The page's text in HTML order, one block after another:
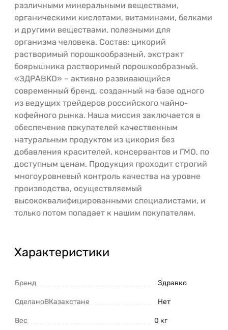
различными минеральными веществами,
органическими кислотами, витаминами, белками
и другими веществами, полезными для
организма человека. Состав: цикорий
растворимый порошкообразный, экстракт
боярышника растворимый порошкообразный.
«ЗДРАВКО» – активно развивающийся
современный бренд, созданный на базе одного
из ведущих трейдеров российского чайно-
кофейного рынка. Наша миссия заключается в
обеспечение покупателей качественным
натуральным продуктом из цикория без
добавления красителей, консервантов и ГМО, по
доступным ценам. Продукция проходит строгий
многоуровневый контроль качества на уровне
производства, осуществляемый
высококвалифицированными специалистами, и
только потом попадает к нашим покупателям.
Характеристики
Бренд Здравко
СделаноВКазахстане Нет
Вес 0 кг